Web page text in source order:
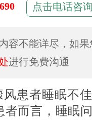
点击电话咨询
容不能详尽，如果
进行免费沟通
者睡眠不佳
者而言，睡眠